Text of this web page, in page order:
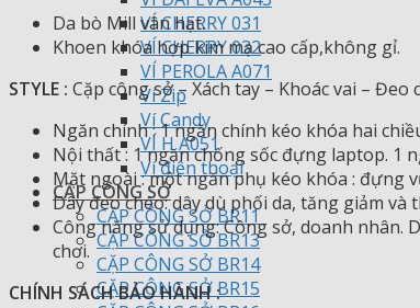
VÍ CHERRY 031
VÍ CHERRY 032
VÍ PEROLA A071
Ví Zip
Ví Candy
VÍ H A051
Ví điện thoại
CẶP CÔNG SỞ
CẶP CÔNG SỞ BR11
CẶP CÔNG SỞ BR13
CẶP CÔNG SỞ BR14
CẶP CÔNG SỞ BR15
Da bò Mill vân hạt.
Khoen khóa hợp kim mạ cao cấp,không gỉ.
STYLE : Cặp công sở – Xách tay – Khoác vai – Đeo
Ngăn chính : 1 ngăn chính kéo khóa hai
Nội thất : 1 ngăn chống sốc đựng laptop. 1
Mặt ngoài : một ngăn phụ kéo khóa : đựng
Dây đeo chéo: dây dù phối da, tăng giảm và
Công năng sử dụng: Công sở, doanh nhân.
chơi.
CHÍNH SÁCH BẢO HÀNH :